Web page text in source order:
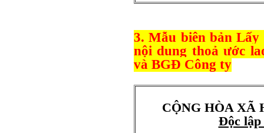
3. Mẫu biên bản
nội dung thoả ước
và BGĐ Công ty
CỘNG HÒA XÃ
Độc lập